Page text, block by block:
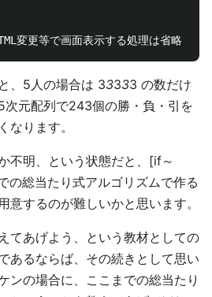
、5人の場合は 33333 の数だけ
次元配列で243個の勝・負・引を
なります。
不明、という状態だと、[if～
総当たり式アルゴリズムで作る
意するのが難しいかと思います。
てあげよう、という教材としての
あるならば、その続きとして思い
ンの場合に、ここまでの総当たり